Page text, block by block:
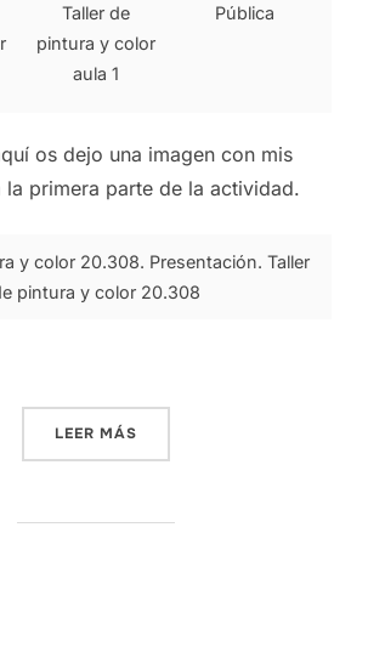
Taller de
pintura y color
aula 1
Pública
os dejo una imagen con mis
la primera parte de la actividad.
y color 20.308. Presentación. Taller
pintura y color 20.308
LEER MÁS